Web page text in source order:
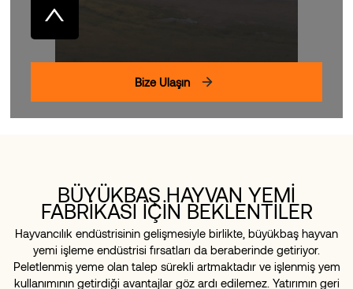
Bize Ulaşın
BÜYÜKBAŞ HAYVAN YEMİ
FABRİKASI İÇİN BEKLENTİLER
Hayvancılık endüstrisinin gelişmesiyle birlikte, büyükbaş hayvan
yemi işleme endüstrisi fırsatları da beraberinde getiriyor.
Peletlenmiş yeme olan talep sürekli artmaktadır ve işlenmiş yem
kullanımının getirdiği avantajlar göz ardı edilemez. Yatırımın geri